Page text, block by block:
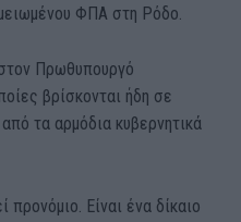
ΦΠΑ στη Ρόδο.
Πρωθυπουργό
βρίσκονται ήδη σε
τα αρμόδια κυβερνητικά
Είναι ένα δίκαιο